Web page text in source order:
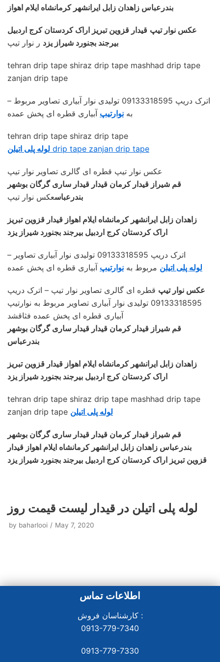
بندرعباس زاهدان زابل ایرانشهر کرمانشاه ایلام اهواز
عکس نوار تیپ قیدار قزوین تبریز اراک کردستان کرج اردبیل
بیرجند بجنورد شیراز یزد ر نوار تیپ
tehran drip tape shiraz drip tape mashhad drip tape
zanjan drip tape
– اترک دریپ 09133318595 تولیدی نوار آبیاری تصاویر مربوط
به نوارتیپ آبیاری قطره ای پخش عمده
tehran drip tape shiraz drip tape
لوله پلی اتیلن drip tape zanjan drip tape
عکس نوار تیپ قطره ای گالری تصاویر نوار تیپ
قم شیراز قیدار کرمان قیدار قیدار ساری گرگان بوشهر
بندرعباسعکس نوار تیپ
زاهدان زابل ایرانشهر کرمانشاه ایلام اهواز قیدار قزوین تبریز
اراک کردستان کرج اردبیل بیرجند بجنورد شیراز یزد
– اترک دریپ 09133318595 تولیدی نوار آبیاری تصاویر
لوله پلی اتیلن مربوط به نوارتیپ آبیاری قطره ای پخش عمده
عکس نوار تیپ قطره ای گالری تصاویر نوار تیپ – اترک دریپ
09133318595 تولیدی نوار آبیاری تصاویر مربوط به نوارتیپ
آبیاری قطره ای پخش عمده فثاقشد
قم شیراز قیدار کرمان قیدار قیدار ساری گرگان بوشهر
بندرعباس
زاهدان زابل ایرانشهر کرمانشاه ایلام اهواز قیدار قزوین تبریز
اراک کردستان کرج اردبیل بیرجند بجنورد شیراز یزد
tehran drip tape shiraz drip tape mashhad drip tape
zanjan drip tape لوله پلی اتیلن
قم شیراز قیدار کرمان قیدار قیدار ساری گرگان بوشهر
بندرعباس زاهدان زابل ایرانشهر کرمانشاه ایلام اهواز قیدار
قزوین تبریز اراک کردستان کرج اردبیل بیرجند بجنورد شیراز یزد
لوله پلی اتیلن در قیدار لیست قیمت روز
by baharlooi May 7, 2020
اطلاعات تماس
کارشناسان فروش :
0913-779-7340
0913-779-7330